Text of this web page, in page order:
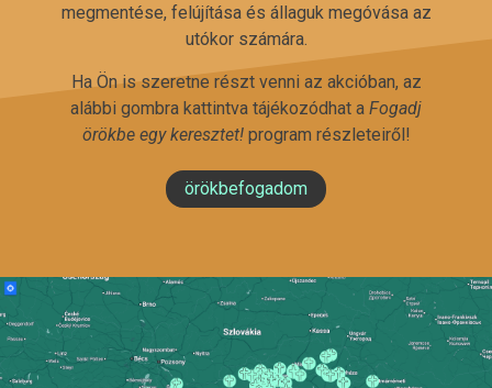
megmentése, felújítása és állaguk megóvása az
utókor számára.
Ha Ön is szeretne részt venni az akcióban, az
alábbi gombra kattintva tájékozódhat a Fogadj
örökbe egy keresztet!program részleteiről!
örökbefogadom